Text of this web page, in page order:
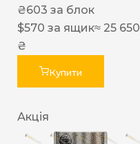
₴603 за блок
$570 за ящик≈ 25 650
₴
Купити
Акція